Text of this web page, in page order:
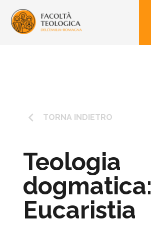
keyboard_arrow_left TORNA INDIETRO
Teologia
dogmatica:
Eucaristia